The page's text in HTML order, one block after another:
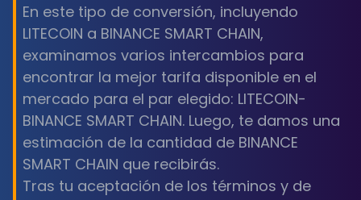
En este tipo de conversión, incluyendo
LITECOIN a BINANCE SMART CHAIN,
examinamos varios intercambios para
encontrar la mejor tarifa disponible en el
mercado para el par elegido: LITECOIN-
BINANCE SMART CHAIN. Luego, te damos una
estimación de la cantidad de BINANCE
SMART CHAIN que recibirás.
Tras tu aceptación de los términos y de